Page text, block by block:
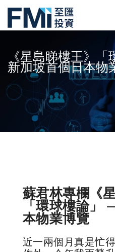
main
content
FMI
《星島睇樓王》
新加坡首個日本物
蘇君林專欄《
「環球樓論」
本物業博覽
近一兩個月真是忙